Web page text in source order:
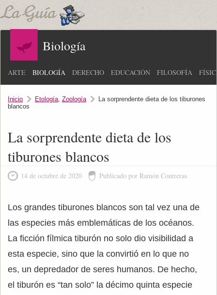
Biología
ARTE BIOLOGÍA DERECHO EDUCACIÓN FILOSOFÍA
Inicio Etología, Zoología
La sorprendente dieta de los tiburones
blancos
La sorprendente dieta de los
tiburones blancos
14 de octubre de 2020 Publicado por Ramón Contreras
Los grandes tiburones blancos son tal vez una de
las especies más emblemáticas de los océanos.
La ficción fílmica tiburón no solo dio visibilidad a
esta especie, sino que la convirtió en lo que no
es, un depredador de seres humanos. De hecho,
el tiburón es “tan solo” la décimo quinta especie